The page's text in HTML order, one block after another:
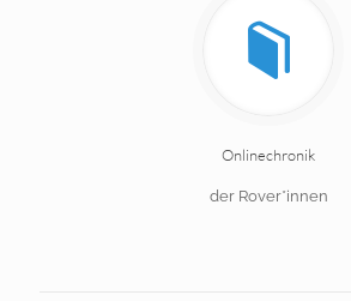
Onlinechronik
der Rover*innen